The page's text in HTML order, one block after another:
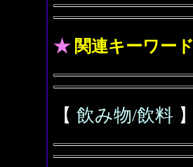
★ 関連キーワード
【 飲み物/飲料 】